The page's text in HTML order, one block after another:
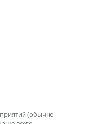
(обычно